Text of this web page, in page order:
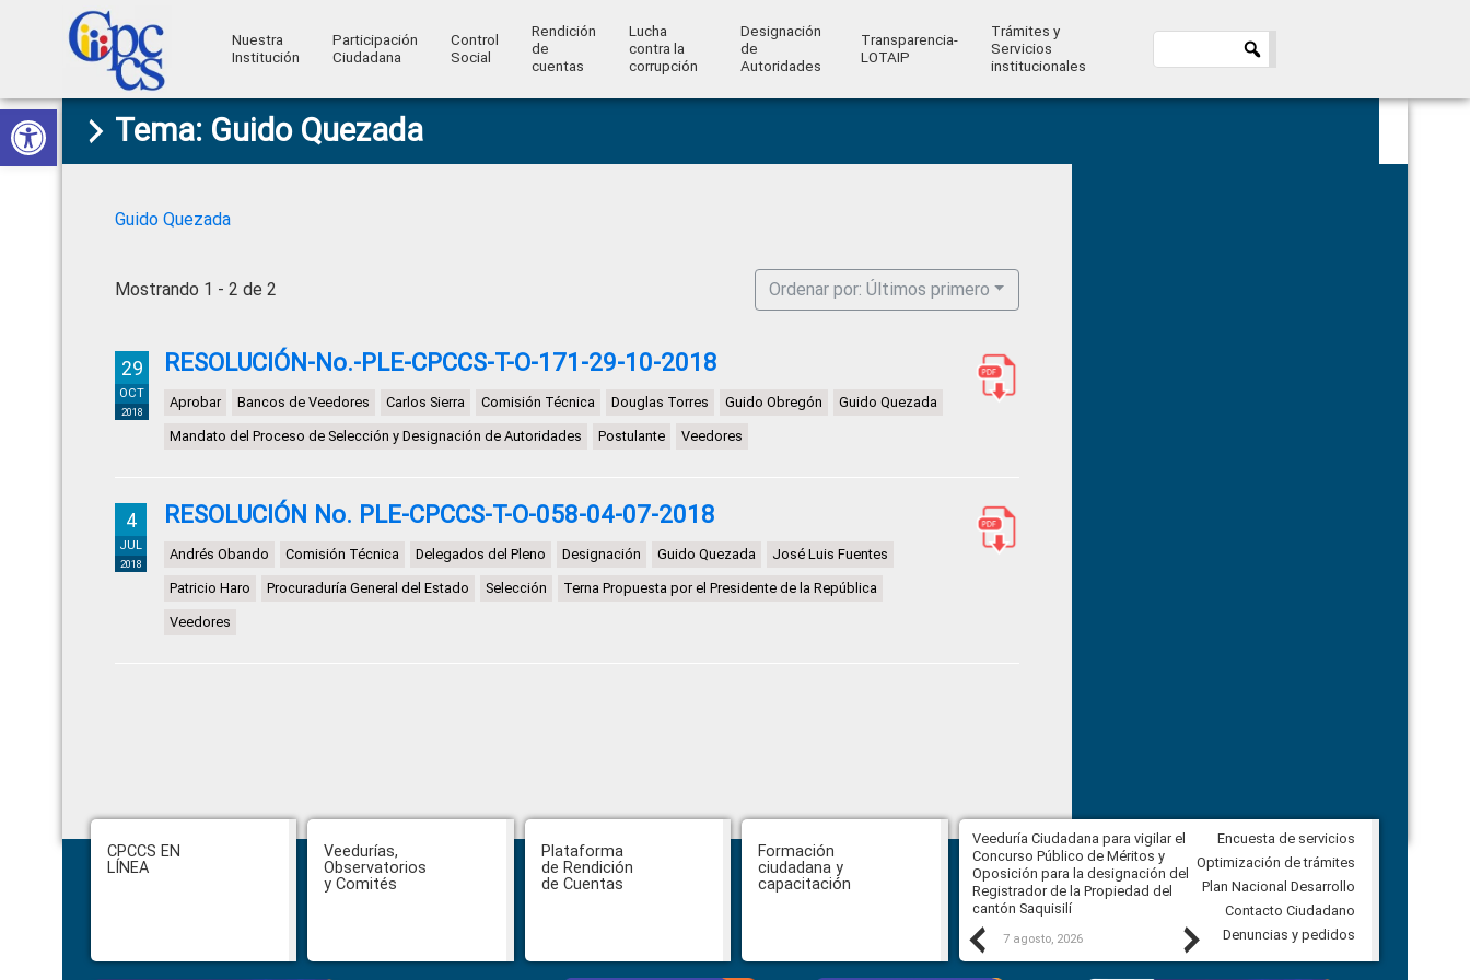
Abrir barra de herramientas
Skip
to
primary
Skip
to
main
Skip
to
primary
Skip
to
footer
Consejo
de
Ciudadana
Control
Construyendo
Poder
Ciudadano
Nuestra
Institución
Participación
Ciudadana
Control
Social
Rendición
de
cuentas
Lucha
contra la
corrupción
Designación
de
Autoridades
Transparencia-
LOTAIP
Trámites y
Servicios
institucionales
Tema: Guido Quezada
Guido Quezada
Mostrando 1 - 2 de 2 Ordenar por: Últimos primero
29
OCT
2018
RESOLUCIÓN-No.-PLE-CPCCS-T-O-171-29-10-2018
Aprobar Bancos de Veedores Carlos Sierra Comisión Técnica Douglas Torres Guido Obregón Guido Quezada
Mandato del Proceso de Selección y Designación de Autoridades Postulante Veedores
4
JUL
2018
RESOLUCIÓN No. PLE-CPCCS-T-O-058-04-07-2018
Andrés Obando Comisión Técnica Delegados del Pleno Designación Guido Quezada José Luis Fuentes
Patricio Haro Procuraduría General del Estado Selección Terna Propuesta por el Presidente de la República
Veedores
Footer
CPCCS EN
LÍNEA
Veedurías,
Observatorios
y Comités
Plataforma
de Rendición
de Cuentas
Formación
ciudadana y
capacitación
Previous
CPCCS aprueba convocatoria a
Veeduría para designación de la
autoridad de la SOT
Veeduría Ciudadana para vigilar el
Concurso Público de Méritos y
Oposición para la designación del
Registrador de la Propiedad del
cantón Saquisilí
7 agosto, 2026
Veeduría Ciudadana para vigilar la
construcción del asfaltado de
Ballenita del cantón Santa Elena
7 agosto, 2026
Next
Encuesta de servicios
Optimización de trámites
Plan Nacional Desarrollo
Contacto Ciudadano
Denuncias y pedidos